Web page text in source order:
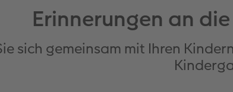
Erinnerungen an
sich gemeinsam mit Ihren